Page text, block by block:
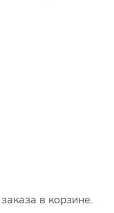
в корзине.